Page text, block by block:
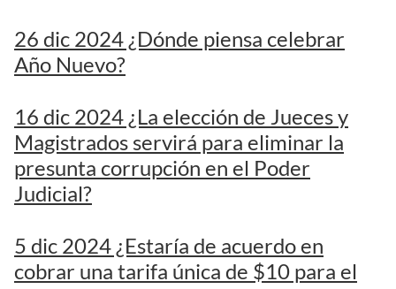
26 dic 2024 ¿Dónde piensa celebrar
Año Nuevo?
16 dic 2024 ¿La elección de Jueces y
Magistrados servirá para eliminar la
presunta corrupción en el Poder
Judicial?
5 dic 2024 ¿Estaría de acuerdo en
cobrar una tarifa única de $10 para el